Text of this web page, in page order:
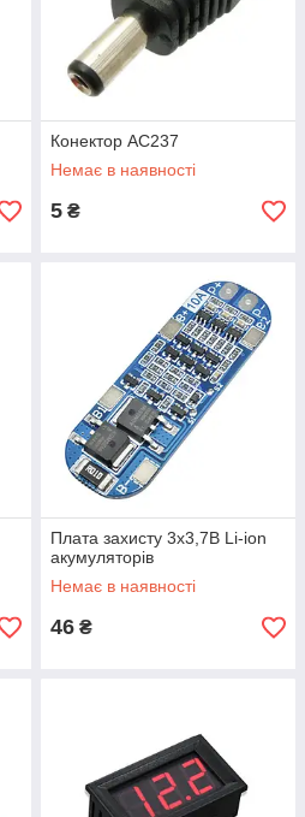
Конектор AC237
Немає в наявності
5 ₴
Плата захисту 3х3,7В Li-ion
акумуляторів
Немає в наявності
46 ₴